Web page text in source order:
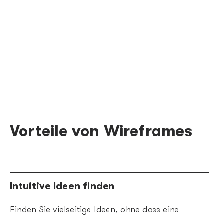
Vorteile von Wireframes
Intuitive Ideen finden
Finden Sie vielseitige Ideen, ohne dass eine